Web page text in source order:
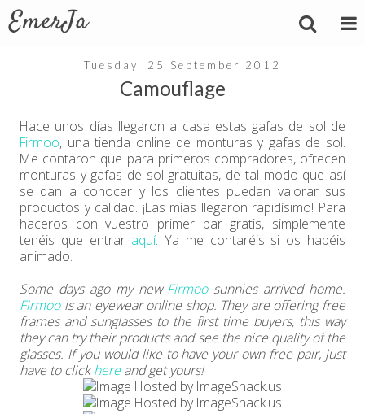
Tuesday, 25 September 2012
Camouflage
Hace unos días llegaron a casa estas gafas de sol de
Firmoo, una tienda online de monturas y gafas de sol.
Me contaron que para primeros compradores, ofrecen
monturas y gafas de sol gratuitas, de tal modo que así
se dan a conocer y los clientes puedan valorar sus
productos y calidad. ¡Las mías llegaron rapidísimo! Para
haceros con vuestro primer par gratis, simplemente
tenéis que entrar aquí. Ya me contaréis si os habéis
animado.
Some days ago my new Firmoosunnies arrived home.
Firmoois an eyewear online shop. They are offering free
frames and sunglasses to the first time buyers, this way
they can try their products and see the nice quality of the
glasses. If you would like to have your own free pair, just
have to clickhere and get yours!